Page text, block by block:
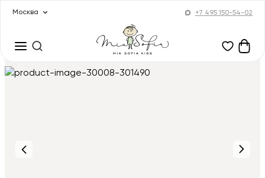
Москва +7 495 150-54-02